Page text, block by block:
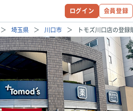
ログイン 会員登録
埼玉県 川口市 トモズ川口店の登録